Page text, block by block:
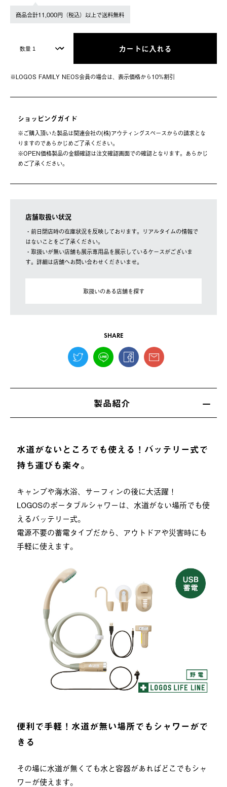
商品合計11,000円（税込）以上で送料無料
カートに入れる
※LOGOS FAMILY NEOS会員の場合は、表⽰価格から10%割引
ショッピングガイド
※ご購⼊頂いた製品は関連会社の(株)アウティングスペースからの請求とな
りますのであらかじめご了承ください。
※OPEN価格製品の⾦額確認は注⽂確認画⾯での確認となります。あらかじ
めご了承ください。
店舗取扱い状況
・前日閉店時の在庫状況を反映しております。リアルタイムの情報で
はないことをご了承ください。
・取扱いが無い店舗も展示専用品を展示しているケースがございま
す。詳細は店舗へお問い合わせくださいませ。
取扱いのある店舗を探す
SHARE
製品紹介
水道がないところでも使える！バッテリー式で
持ち運びも楽々。
キャンプや海水浴、サーフィンの後に大活躍！
LOGOSのポータブルシャワーは、水道がない場所でも使
えるバッテリー式。
電源不要の蓄電タイプだから、アウトドアや災害時にも
手軽に使えます。
便利で手軽！水道が無い場所でもシャワーがで
きる
その場に水道が無くても水と容器があればどこでもシャ
ワーが使えます。